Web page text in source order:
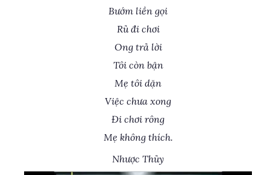
Bướm liền gọi
Rủ đi chơi
Ong trả lời
Tôi còn bận
Mẹ tôi dặn
Việc chưa xong
Đi chơi rông
Mẹ không thích.
Nhược Thủy